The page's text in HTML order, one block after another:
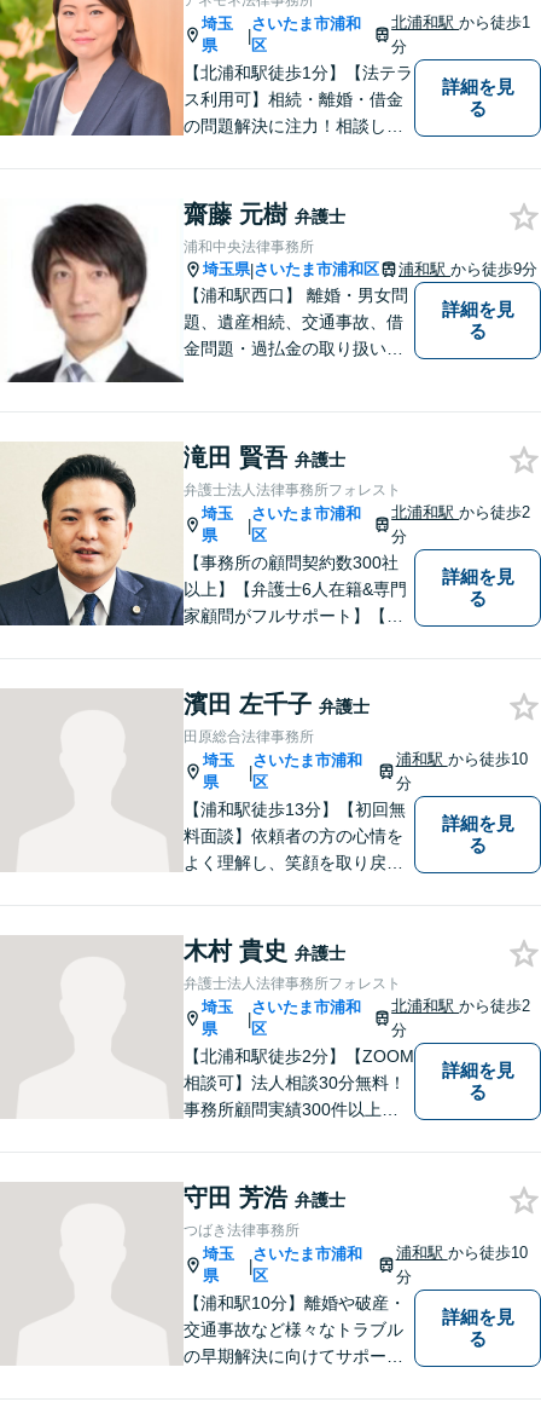
間休日対応可】
埼玉
県
|
さいたま市浦和
区
北浦和駅から徒歩1
分
【北浦和駅徒歩1分】【法テラ
ス利用可】相続・離婚・借金
の問題解決に注力！相談して
具体的なアドバイスを行うよ
う心がけております。 新たな
人生の第一歩を全力でサポー
トいたしますので、ぜひご相
談ください。
詳細を見
る
齋藤 元樹 弁護士
浦和中央法律事務所
埼玉県|さいたま市浦和区 浦和駅 から徒歩9分
【浦和駅西口】 離婚・男女問
題、遺産相続、交通事故、借
金問題・過払金の取り扱いが
い合わせ下さい！
詳細を見
る
滝田 賢吾 弁護士
弁護士法人法律事務所フォレスト
埼玉
県
|
さいたま市浦和
区
北浦和駅から徒歩2
分
【事務所の顧問契約数300社
以上】【弁護士6人在籍&専門
家顧問がフルサポート】【北
商取引問題などに対応しま
す。中小企業さま、個人事業
主さまからのご相談に注力
【初回面談無料】
詳細を見
る
濱田 左千子 弁護士
田原総合法律事務所
埼玉
県
|
さいたま市浦和
区
浦和駅 から徒歩10
分
【浦和駅徒歩13分】【初回無
料面談】依頼者の方の心情を
よく理解し、笑顔を取り戻す
相続／交通事故のお困りごと
はお任せください！休日・夜
間にも対応可能◎【駐車場あ
り】
詳細を見
る
木村 貴史 弁護士
弁護士法人法律事務所フォレスト
埼玉
県
|
さいたま市浦和
区
北浦和駅から徒歩2
分
【北浦和駅徒歩2分】【ZOOM
相談可】法人相談30分無料！
事務所顧問実績300件以上！
るよう尽力いたします！業種
ごとに専門化したチームでの
サポート体制あり！ぜひ一度
ご相談ください。
詳細を見
る
守田 芳浩 弁護士
つばき法律事務所
埼玉
県
|
さいたま市浦和
区
浦和駅 から徒歩10
分
【浦和駅10分】離婚や破産・
交通事故など様々なトラブル
の早期解決に向けてサポート
詳細を見
る